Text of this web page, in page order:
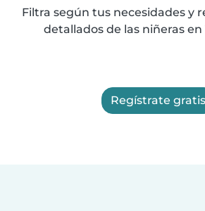
Filtra según tus necesidades y
detallados de las niñeras
Regístrate gratis